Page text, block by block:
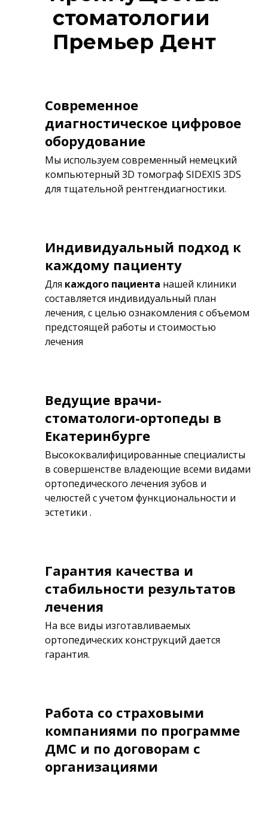
стоматологии
Премьер Дент
Современное
диагностическое цифровое
оборудование
Мы используем современный немецкий
компьютерный 3D томограф SIDEXIS 3DS
для тщательной рентгендиагностики.
Индивидуальный подход к
каждому пациенту
Для каждого пациента нашей клиники
составляется индивидуальный план
лечения, с целью ознакомления с объемом
предстоящей работы и стоимостью
лечения
Ведущие врачи-
стоматологи-ортопеды в
Екатеринбурге
Высококвалифицированные специалисты
в совершенстве владеющие всеми видами
ортопедического лечения зубов и
челюстей с учетом функциональности и
эстетики .
Гарантия качества и
стабильности результатов
лечения
На все виды изготавливаемых
ортопедических конструкций дается
гарантия.
Работа со страховыми
компаниями по программе
ДМС и по договорам с
организациями